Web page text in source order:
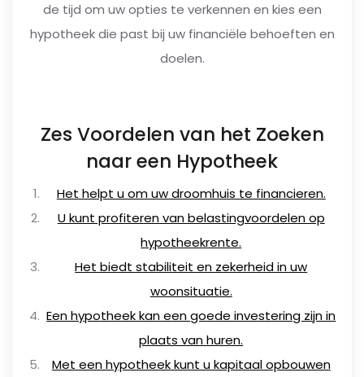
de tijd om uw opties te verkennen en kies een
hypotheek die past bij uw financiële behoeften en
doelen.
Zes Voordelen van het Zoeken
naar een Hypotheek
Het helpt u om uw droomhuis te financieren.
U kunt profiteren van belastingvoordelen op
hypotheekrente.
Het biedt stabiliteit en zekerheid in uw
woonsituatie.
Een hypotheek kan een goede investering zijn in
plaats van huren.
Met een hypotheek kunt u kapitaal opbouwen